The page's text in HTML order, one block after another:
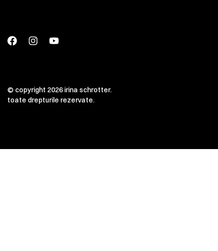
© copyright 2026 irina schrotter.
toate drepturile rezervate.